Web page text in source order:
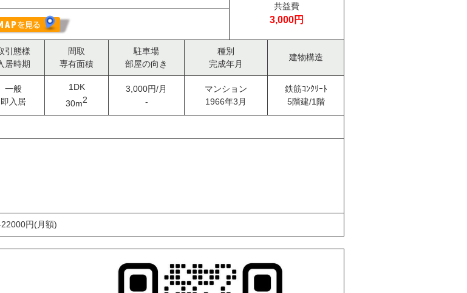
共益費
3,000円
引態様
居時期
間取
専有面積
駐車場
部屋の向き
種別
完成年月
建物構造
一般
即入居
1DK
30m2
3,000円/月
-
マンション
1966年3月
鉄筋ｺﾝｸﾘｰﾄ
5階建/1階
円(月額)